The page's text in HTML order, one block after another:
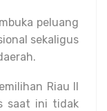
peluang
sekaligus
Riau II
saat ini tidak